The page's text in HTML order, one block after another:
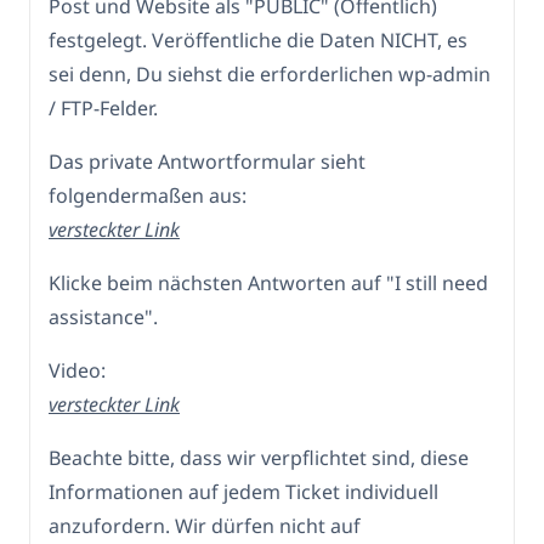
Post und Website als "PUBLIC" (Öffentlich)
festgelegt. Veröffentliche die Daten NICHT, es
sei denn, Du siehst die erforderlichen wp-admin
/ FTP-Felder.
Das private Antwortformular sieht
folgendermaßen aus:
versteckter Link
Klicke beim nächsten Antworten auf "I still need
assistance".
Video:
versteckter Link
Beachte bitte, dass wir verpflichtet sind, diese
Informationen auf jedem Ticket individuell
anzufordern. Wir dürfen nicht auf